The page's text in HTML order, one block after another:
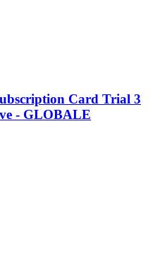
Card Trial 3
- GLOBALE